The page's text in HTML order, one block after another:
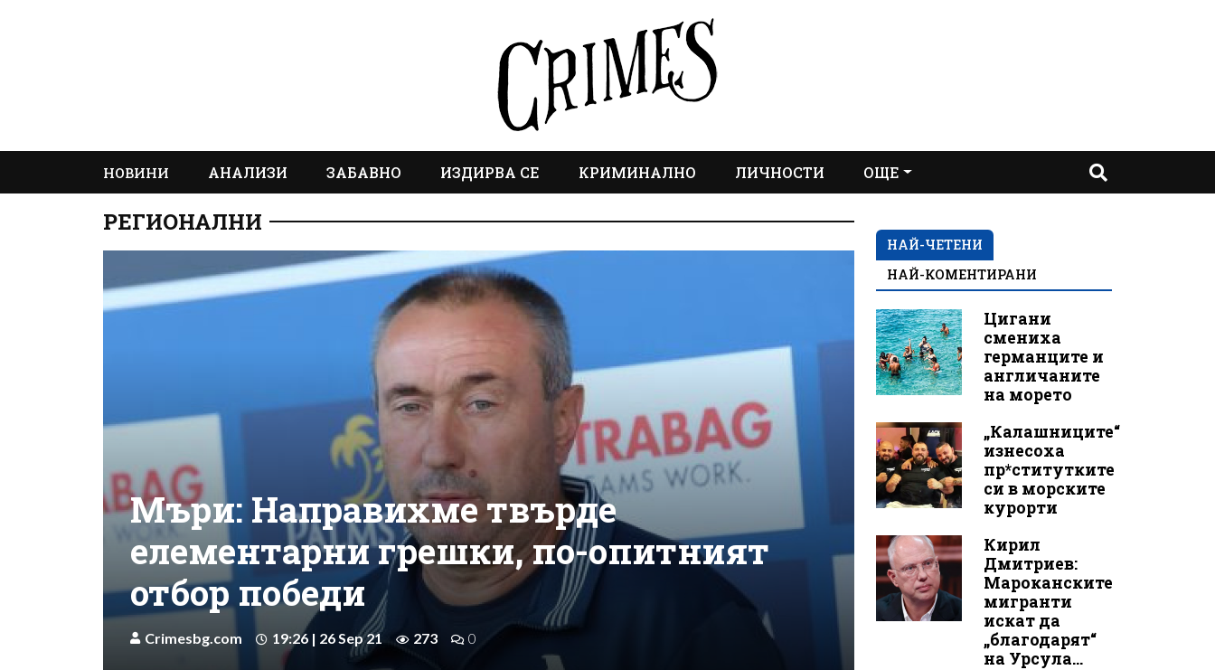
НОВИНИ АНАЛИЗИ ЗАБАВНО ИЗДИРВА СЕ КРИМИНАЛНО ЛИЧНОСТИ ОЩЕ
РЕГИОНАЛНИ
Мъри: Направихме твърде
елементарни грешки, по-опитният
отбор победи
Crimesbg.com 19:26 | 26 Sep 21 273 0
НАЙ-ЧЕТЕНИ
НАЙ-КОМЕНТИРАНИ
Цигани
смениха
германците и
англичаните
на морето
„Калашниците“
изнесоха
пр*ститутките
си в морските
курорти
Кирил
Дмитриев:
Мароканските
мигранти
искат да
„благодарят“
на Урсула...